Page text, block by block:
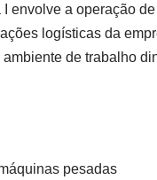
envolve a operação
logísticas da
de trabalho
pesadas